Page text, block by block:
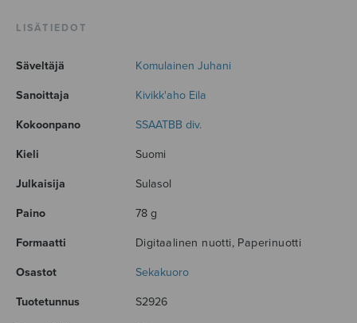
LISÄTIEDOT
Säveltäjä Komulainen Juhani
Sanoittaja Kivikk'aho Eila
Kokoonpano SSAATBB div.
Kieli Suomi
Julkaisija Sulasol
Paino 78 g
Formaatti Digitaalinen nuotti, Paperinuotti
Osastot Sekakuoro
Tuotetunnus S2926